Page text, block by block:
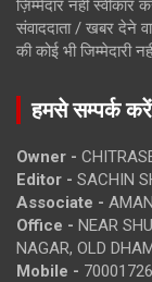
ज़िम्मेदार नहीं स्वीकार
संवाददाता / खबर देने
की कोई भी जिम्मेदारी
हमसे सम्पर्क करें
Owner -
Editor - SACHIN
Associate -
Office - NEAR
NAGAR, OLD
Mobile -